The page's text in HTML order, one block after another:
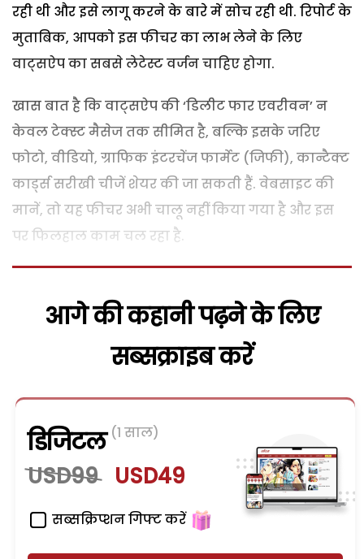
रही थी और इसे लागू करने के बारे में सोच रही थी. रिपोर्ट के
मुताबिक, आपको इस फीचर का लाभ लेने के लिए
वाट्सऐप का सबसे लेटेस्ट वर्जन चाहिए होगा.
खास बात है कि वाट्सऐप की ‘डिलीट फार एवरीवन’ न
केवल टेक्स्ट मैसेज तक सीमित है, बल्कि इसके जरिए
फोटो, वीडियो, ग्राफिक इंटरचेंज फार्मेट (जिफी), कान्टैक्ट
कार्ड्स सरीखी चीजें शेयर की जा सकती हैं. वेबसाइट की
मानें, तो यह फीचर अभी चालू नहीं किया गया है और इस
पर फिलहाल काम चल रहा है.
आगे की कहानी पढ़ने के लिए
सब्सक्राइब करें
डिजिटल (1 साल)
USD99 USD49
सब्सक्रिप्शन गिफ्ट करें